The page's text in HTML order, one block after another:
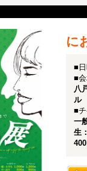
に
■日
■会
八
ル
■チ
一
生